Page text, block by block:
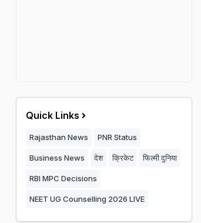
Quick Links
Rajasthan News PNR Status
Business News देश क्रिकेट फिल्मी दुनिया
RBI MPC Decisions
NEET UG Counselling 2026 LIVE